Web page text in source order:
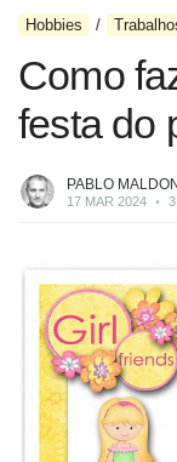
Hobbies
Como
festa do
PABLO
17 MAR 2024 •